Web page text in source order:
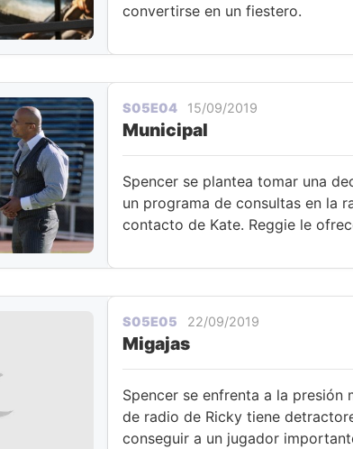
convertirse en un fiestero.
S05E04 15/09/2019
Municipal
Spencer se plantea tomar una
un programa de consultas en la
contacto de Kate. Reggie le
S05E05 22/09/2019
Migajas
Spencer se enfrenta a la presión
de radio de Ricky tiene
conseguir a un jugador